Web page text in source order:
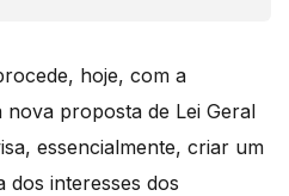
hoje, com a
proposta de Lei Geral
essencialmente, criar um
dos interesses dos